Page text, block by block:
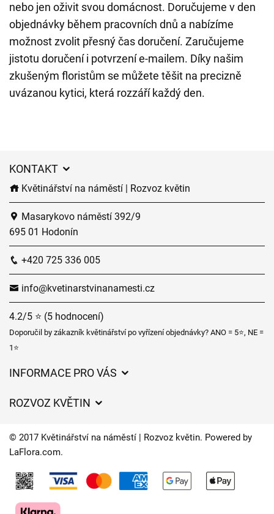
nebo jen oživit svou domácnost. Doručujeme v den
objednávky během pracovních dnů a nabízíme
možnost zvolit přesný čas doručení. Zaručujeme
jistotu doručení i potvrzení e-mailem. Díky našim
zkušeným floristům se můžete těšit na precizně
uvázanou kytici, která rozzáří každý den.
KONTAKT
Květinářství na náměstí | Rozvoz květin
Masarykovo náměstí 392/9
695 01 Hodonín
+420 725 336 005
info@kvetinarstvinanamesti.cz
4.2/5 ⭐ (5 hodnocení)
Doporučil by zákazník květinářství po vyřízení objednávky? ANO = 5⭐, NE =
1⭐
INFORMACE PRO VÁS
Často kladené dotazy
Časy doručení květin – přehled možností
ROZVOZ KVĚTIN
Kam doručujeme květiny
Kontakt
© 2017 Květinářství na náměstí | Rozvoz květin. Powered by
LaFlora.com.